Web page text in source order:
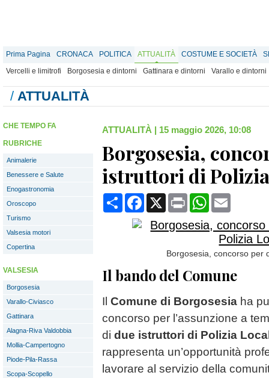
Prima Pagina CRONACA POLITICA ATTUALITÀ COSTUME E SOCIETÀ
Vercelli e limitrofi
Borgosesia e dintorni Gattinara e dintorni Varallo e dintorni
/ ATTUALITÀ
CHE TEMPO FA
RUBRICHE
Animalerie
Benessere e Salute
Enogastronomia
Oroscopo
Turismo
Valsesia motori
Copertina
VALSESIA
Borgosesia
Varallo-Civiasco
Gattinara
Alagna-Riva Valdobbia
Mollia-Campertogno
Piode-Pila-Rassa
Scopa-Scopello
ATTUALITÀ | 15 maggio 2026, 10:08
Borgosesia,
istruttori di
CondividiFacebook
X Print WhatsApp
Borgosesia, concorso per
Il bando del Comune
Il Comune di Borgosesia ha
concorso per l’assunzione a
di due istruttori di Polizia
rappresenta un’opportunità
lavorare al servizio della